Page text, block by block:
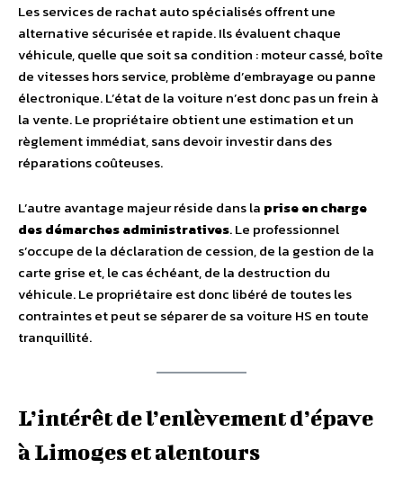
Les services de rachat auto spécialisés offrent une
alternative sécurisée et rapide. Ils évaluent chaque
véhicule, quelle que soit sa condition : moteur cassé, boîte
de vitesses hors service, problème d’embrayage ou panne
électronique. L’état de la voiture n’est donc pas un frein à
la vente. Le propriétaire obtient une estimation et un
règlement immédiat, sans devoir investir dans des
réparations coûteuses.
L’autre avantage majeur réside dans la prise en charge
des démarches administratives. Le professionnel
s’occupe de la déclaration de cession, de la gestion de la
carte grise et, le cas échéant, de la destruction du
véhicule. Le propriétaire est donc libéré de toutes les
contraintes et peut se séparer de sa voiture HS en toute
tranquillité.
L’intérêt de l’enlèvement d’épave
à Limoges et alentours